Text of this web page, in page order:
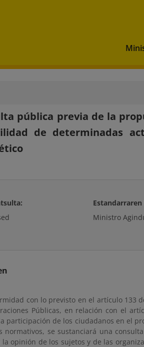
pública previa de la
de determinadas
Ministro
con lo previsto en el artículo 133
Públicas, en relación con el
participación de los ciudadanos en el
normativos, se sustanciará una
la opinión de los sujetos y de las